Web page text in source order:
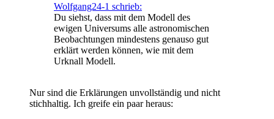
Wolfgang24-1 schrieb:
Du siehst, dass mit dem Modell des
ewigen Universums alle astronomischen
Beobachtungen mindestens genauso gut
erklärt werden können, wie mit dem
Urknall Modell.
Nur sind die Erklärungen unvollständig und nicht
stichhaltig. Ich greife ein paar heraus: